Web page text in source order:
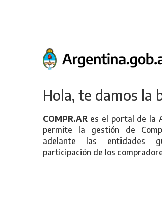
Hola, te damos la
COMPR.AR es el portal de la
permite la gestión de
adelante las entidades
participación de los